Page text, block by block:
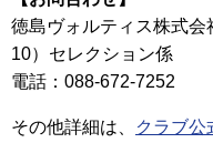
徳島ヴォルティス株式
10）セレクション係
電話：088-672-7252
その他詳細は、 クラブ公